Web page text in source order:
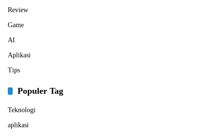
Review
Game
AI
Aplikasi
Tips
Populer Tag
Teknologi
aplikasi